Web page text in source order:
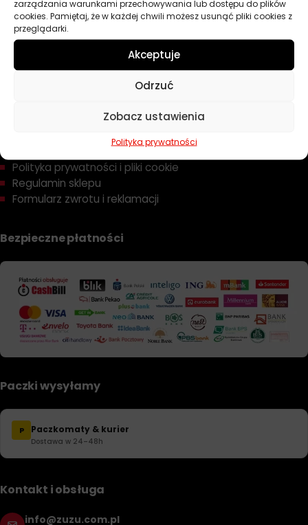
zarządzania warunkami przechowywania lub dostępu do plików
cookies. Pamiętaj, że w każdej chwili możesz usunąć pliki cookies z
przeglądarki.
Akceptuje
Odrzuć
Zobacz ustawienia
Polityka prywatności
Poradniki
Dobierz olej
Dobierz filtr
Polityka prywatności i pliki cookie
Regulamin sklepu
Formularz zwrotu i reklamacji
Bezpieczne płatności
Paczki wysyłamy
P Paczkomaty & kurier
Dostawa w 24–48h
Kontakt i obsługa
info@zuzu.com.pl